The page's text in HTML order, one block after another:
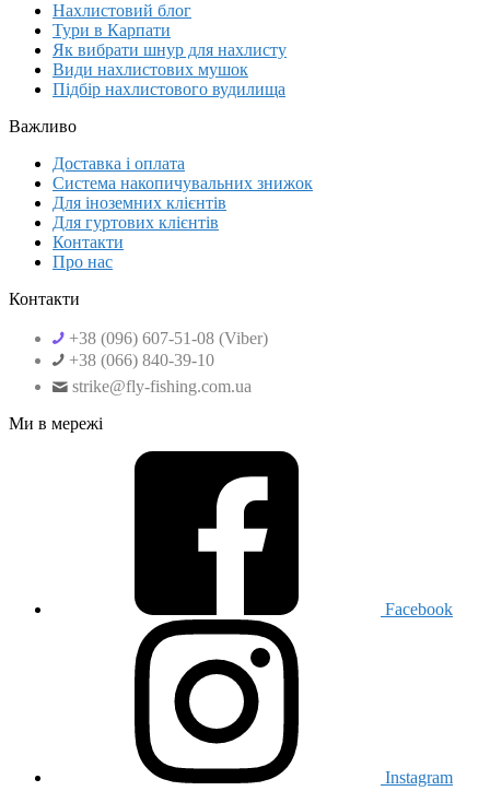
Нахлистовий блог
Тури в Карпати
Як вибрати шнур для нахлисту
Види нахлистових мушок
Підбір нахлистового вудилища
Важливо
Доставка і оплата
Система накопичувальних знижок
Для іноземних клієнтів
Для гуртових клієнтів
Контакти
Про нас
Контакти
+38 (096) 607-51-08 (Viber)
+38 (066) 840-39-10
strike@fly-fishing.com.ua
Ми в мережі
Facebook
Instagram